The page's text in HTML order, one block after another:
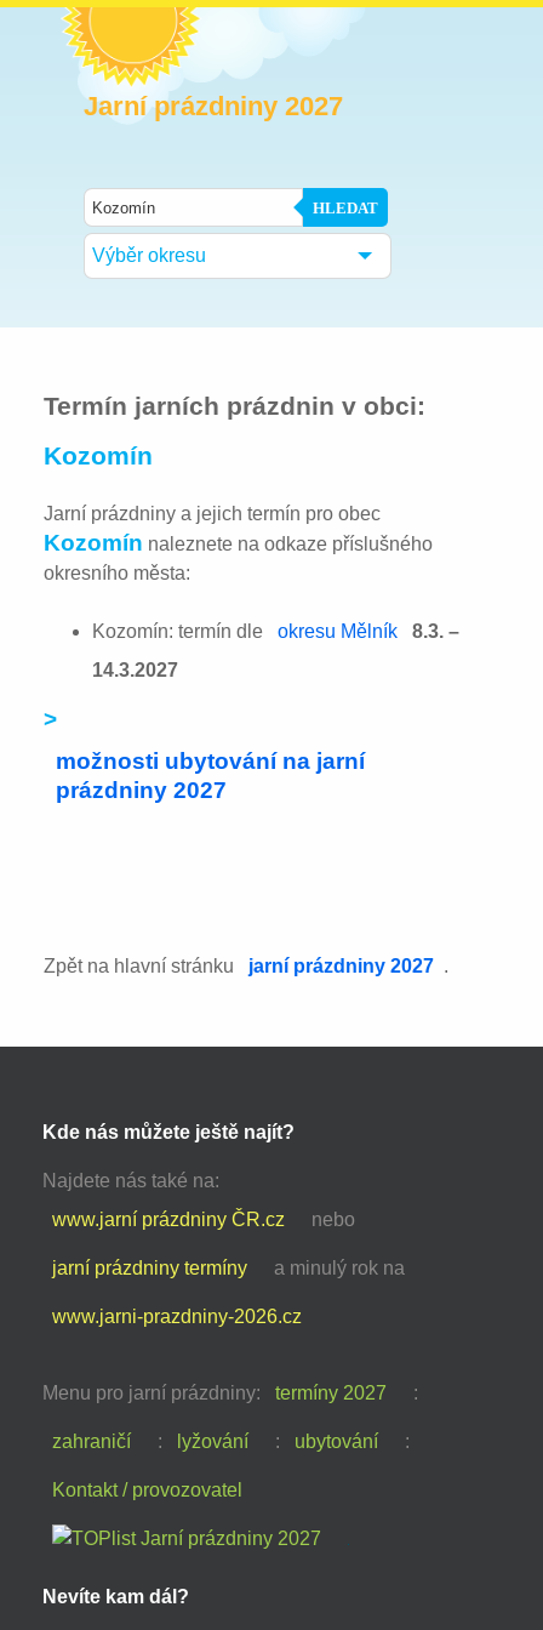
Jarní prázdniny 2027
HLEDAT
Výběr okresu
Termín jarních prázdnin v obci:
Kozomín
Jarní prázdniny a jejich termín pro obec
Kozomín naleznete na odkaze příslušného
okresního města:
Kozomín: termín dle okresu Mělník
8.3. –
14.3.2027
>
možnosti ubytování na jarní
prázdniny 2027
Zpět na hlavní stránku jarní prázdniny 2027 .
Kde nás můžete ještě najít?
Najdete nás také na:
www.jarní prázdniny ČR.cz
nebo
jarní prázdniny termíny a minulý rok na
www.jarni-prazdniny-2026.cz
Menu pro jarní prázdniny: termíny 2027 :
zahraničí : lyžování : ubytování :
Kontakt / provozovatel
Nevíte kam dál?